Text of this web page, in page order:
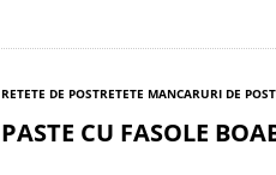
RETETE DE POSTRETETE MANCARURI DE POST
PASTE CU FASOLE